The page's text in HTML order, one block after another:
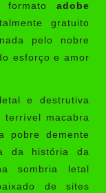
formato adobe
gratuito
pelo nobre
esforço e amor
e destrutiva
terrível macabra
pobre demente
da história da
sombria letal
de sites